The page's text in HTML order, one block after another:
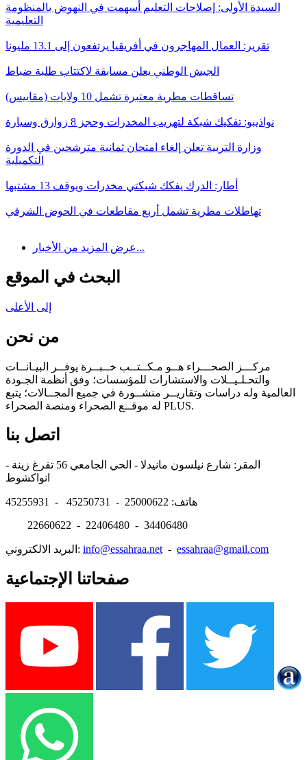
السيدة الأولى: إصلاحات التعليم أسهمت في النهوض بالمنظومة
التعليمية
تقرير: العمال المهاجرون في أفريقيا يرتفعون إلى 13.1 مليونا
الجيش الوطني يعلن مسابقة لاكتتاب طلبة ضباط
تساقطات مطرية معتبرة تشمل 10 ولايات (مقاييس)
نواذيبو: تفكيك شبكة لتهريب المخدرات وحجز 8 زوارق وسيارة
وزارة التربية تعلن إلغاء امتحان ثمانية مترشحين في الدورة
التكميلية
أطار: الدرك يفكك شبكتي مخدرات ويوقف 13 مشتبها
تهاطلات مطرية تشمل أربع مقاطعات في الحوض الشرقي
عرض المزيد من الأخبار...
البحث في الموقع
إلى الأعلى
من نحن
مركـــز الصحـــراء هــو مـكــتــب خــبــرة يوفــر البيـانــات
والتحـلـيــلات والاستشارات للمؤسسات؛ وفق أنظمة الجـودة
العالمية وله دراسات وتقاريــر منشــورة في جميع المجــالات؛ يتبع
له موقــع الصحراء ومنصة الصحراء PLUS.
اتصل بنا
المقر: شارع نيلسون مانيدلا - الحي الجامعي 56 تفرغ زينة -
هاتف: 25000622 - 45250731 - 45255931
22660622 - 22406480 - 34406480
البريد الالكتروني: info@essahraa.net - essahraa@gmail.com
صفحاتنا الإجتماعية